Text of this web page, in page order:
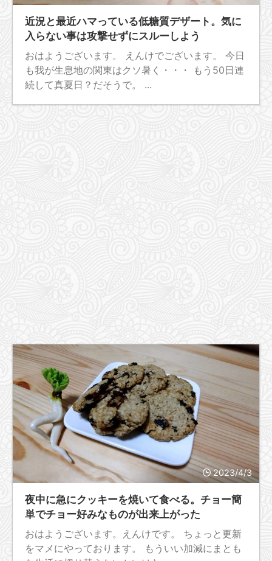
近況と最近ハマっている低糖質デザート。気に
入らない事は攻撃せずにスルーしよう
おはようございます。 えんけでございます。 今日
も我が生息地の関東はクソ暑く・・・ もう50日連
続して真夏日？だそうで。 ...
2023/4/3
夜中に急にクッキーを焼いて食べる。チョー簡
単でチョー好みなものが出来上がった
おはようございます。えんけです。 ちょっと更新
をマメにやっております。 もういい加減にまとも